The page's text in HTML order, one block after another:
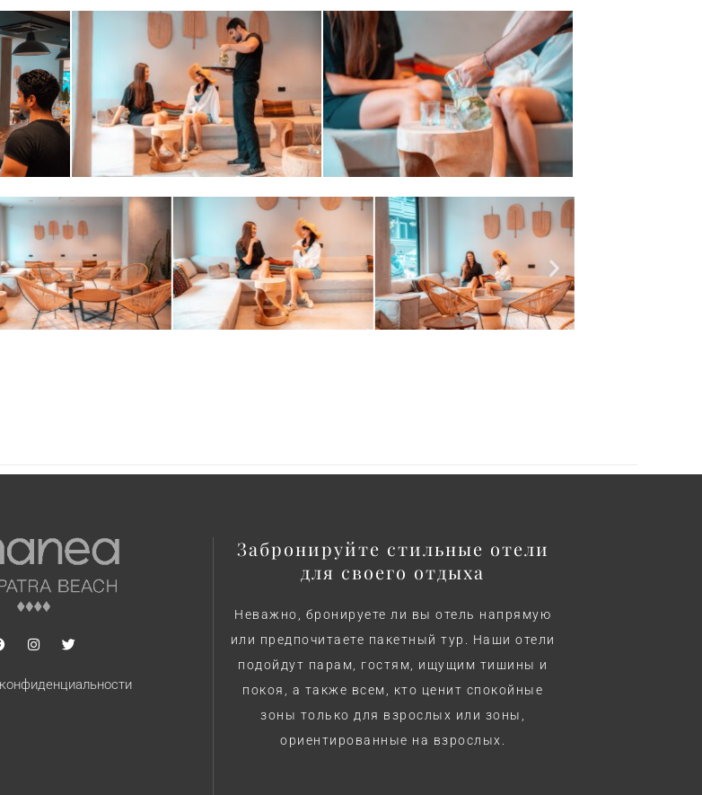
Забронируйте стильные отели
для своего отдыха
Неважно, бронируете ли вы отель напрямую
или предпочитаете пакетный тур. Наши отели
подойдут парам, гостям, ищущим тишины и
покоя, а также всем, кто ценит спокойные
зоны только для взрослых или зоны,
ориентированные на взрослых.